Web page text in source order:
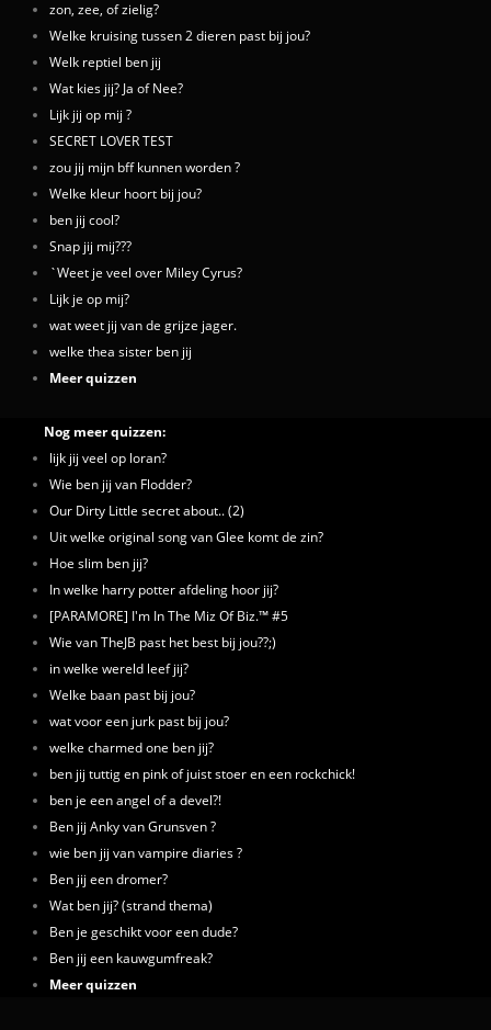
zon, zee, of zielig?
Welke kruising tussen 2 dieren past bij jou?
Welk reptiel ben jij
Wat kies jij? Ja of Nee?
Lijk jij op mij ?
SECRET LOVER TEST
zou jij mijn bff kunnen worden ?
Welke kleur hoort bij jou?
ben jij cool?
Snap jij mij???
`Weet je veel over Miley Cyrus?
Lijk je op mij?
wat weet jij van de grijze jager.
welke thea sister ben jij
Meer quizzen
Nog meer quizzen:
lijk jij veel op loran?
Wie ben jij van Flodder?
Our Dirty Little secret about.. (2)
Uit welke original song van Glee komt de zin?
Hoe slim ben jij?
In welke harry potter afdeling hoor jij?
[PARAMORE] I'm In The Miz Of Biz.™ #5
Wie van TheJB past het best bij jou??;)
in welke wereld leef jij?
Welke baan past bij jou?
wat voor een jurk past bij jou?
welke charmed one ben jij?
ben jij tuttig en pink of juist stoer en een rockchick!
ben je een angel of a devel?!
Ben jij Anky van Grunsven ?
wie ben jij van vampire diaries ?
Ben jij een dromer?
Wat ben jij? (strand thema)
Ben je geschikt voor een dude?
Ben jij een kauwgumfreak?
Meer quizzen